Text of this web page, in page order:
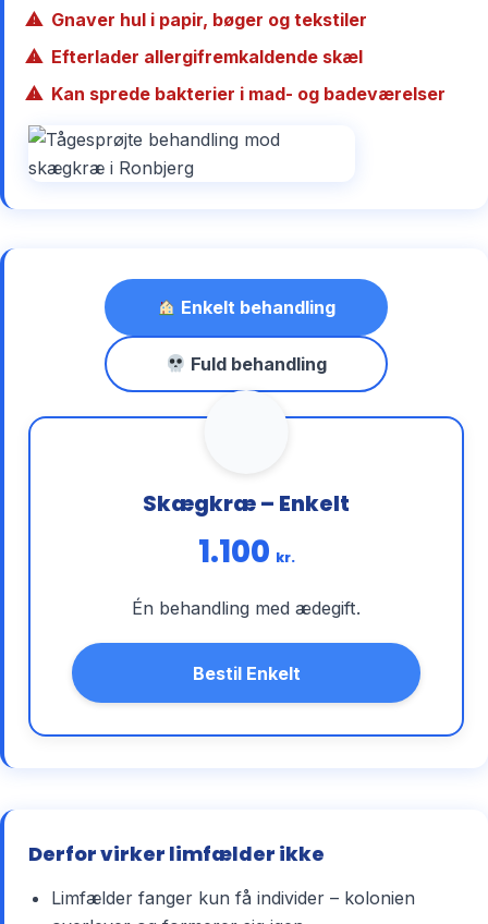
Gnaver hul i papir, bøger og tekstiler
Efterlader allergifremkaldende skæl
Kan sprede bakterier i mad- og badeværelser
Enkelt behandling
Fuld behandling
Skægkræ – Enkelt
1.100 kr.
Én behandling med ædegift.
Bestil Enkelt
Derfor virker limfælder ikke
Limfælder fanger kun få individer – kolonien